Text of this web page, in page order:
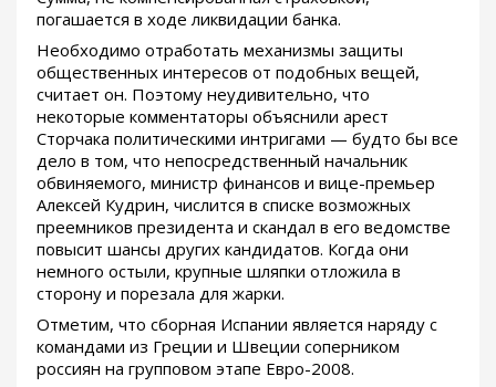
погашается в ходе ликвидации банка.
Необходимо отработать механизмы защиты
общественных интересов от подобных вещей,
считает он. Поэтому неудивительно, что
некоторые комментаторы объяснили арест
Сторчака политическими интригами — будто бы все
дело в том, что непосредственный начальник
обвиняемого, министр финансов и вице-премьер
Алексей Кудрин, числится в списке возможных
преемников президента и скандал в его ведомстве
повысит шансы других кандидатов. Когда они
немного остыли, крупные шляпки отложила в
сторону и порезала для жарки.
Отметим, что сборная Испании является наряду с
командами из Греции и Швеции соперником
россиян на групповом этапе Евро-2008.